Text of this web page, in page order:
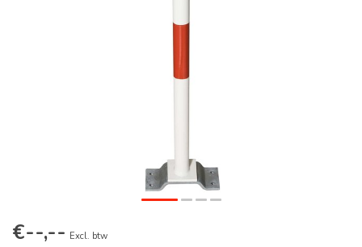
€--,-- Excl. btw